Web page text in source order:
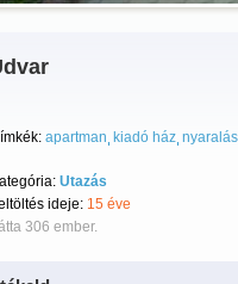
apartman kiadó ház nyaralás
Utazás
ideje: 15 éve
306 ember.